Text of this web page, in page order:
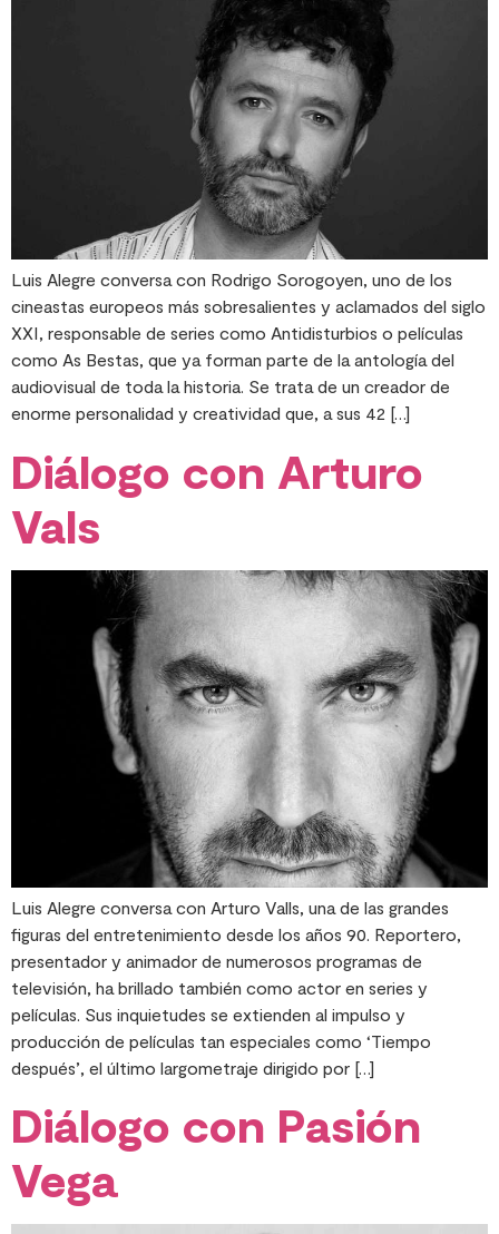
Luis Alegre conversa con Rodrigo Sorogoyen, uno de los
cineastas europeos más sobresalientes y aclamados del siglo
XXI, responsable de series como Antidisturbios o películas
como As Bestas, que ya forman parte de la antología del
audiovisual de toda la historia. Se trata de un creador de
enorme personalidad y creatividad que, a sus 42 […]
Diálogo con Arturo
Vals
Luis Alegre conversa con Arturo Valls, una de las grandes
figuras del entretenimiento desde los años 90. Reportero,
presentador y animador de numerosos programas de
televisión, ha brillado también como actor en series y
películas. Sus inquietudes se extienden al impulso y
producción de películas tan especiales como ‘Tiempo
después’, el último largometraje dirigido por […]
Diálogo con Pasión
Vega